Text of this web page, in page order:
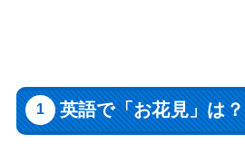
英語で「お花見」は？